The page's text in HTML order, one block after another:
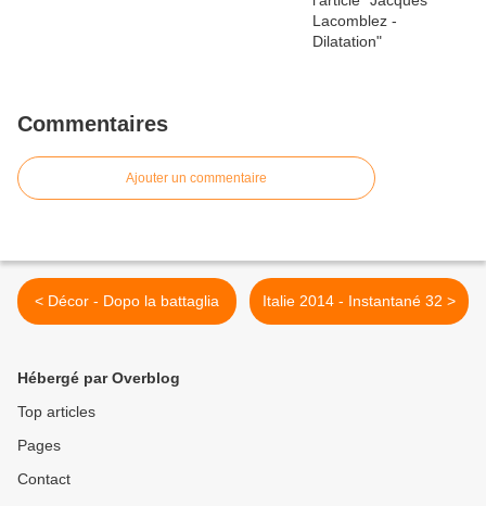
Commentaires
Ajouter un commentaire
< Décor - Dopo la battaglia Italie 2014 - Instantané 32 >
Hébergé par Overblog
Top articles
Pages
Contact